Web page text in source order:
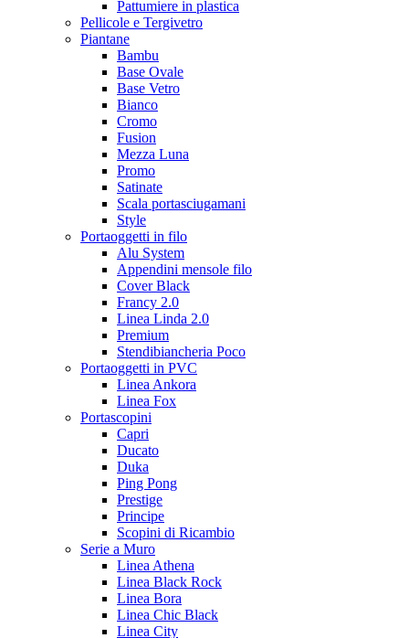
Pattumiere in plastica
Pellicole e Tergivetro
Piantane
Bambu
Base Ovale
Base Vetro
Bianco
Cromo
Fusion
Mezza Luna
Promo
Satinate
Scala portasciugamani
Style
Portaoggetti in filo
Alu System
Appendini mensole filo
Cover Black
Francy 2.0
Linea Linda 2.0
Premium
Stendibiancheria Poco
Portaoggetti in PVC
Linea Ankora
Linea Fox
Portascopini
Capri
Ducato
Duka
Ping Pong
Prestige
Principe
Scopini di Ricambio
Serie a Muro
Linea Athena
Linea Black Rock
Linea Bora
Linea Chic Black
Linea City